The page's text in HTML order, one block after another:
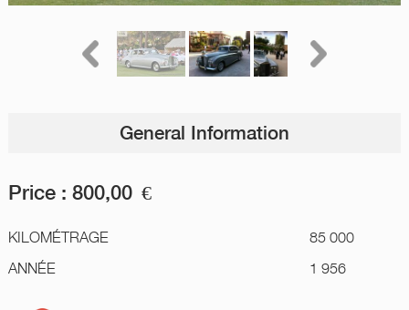
General Information
Price : 800,00 €
KILOMÉTRAGE
85 000
ANNÉE
1 956